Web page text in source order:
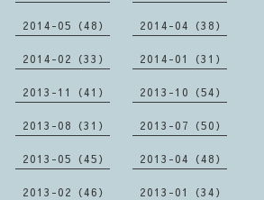
2014-05（48） 2014-04（38）
2014-02（33） 2014-01（31）
2013-11（41） 2013-10（54）
2013-08（31） 2013-07（50）
2013-05（45） 2013-04（48）
2013-02（46） 2013-01（34）